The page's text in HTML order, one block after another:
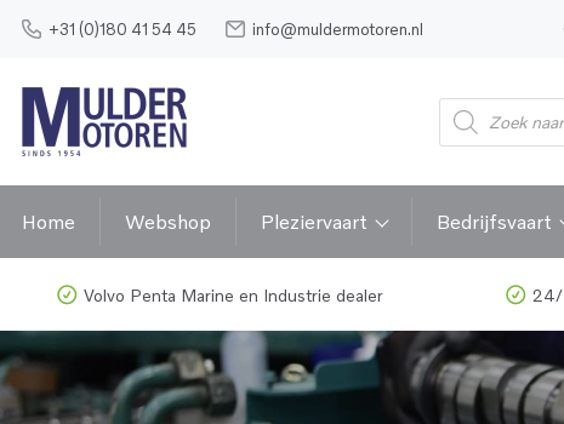
+31 (0)180 41 54 45 info@muldermotoren.nl
Producten
zoeken
Home Webshop Pleziervaart Bedrijfsvaart
Volvo Penta Marine en Industrie dealer 24/